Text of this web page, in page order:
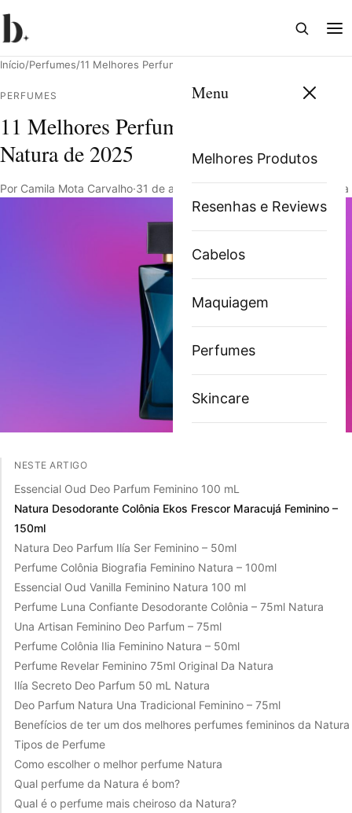
Abrir
Pesquisar
Menu
Melhores Produtos
Resenhas e Reviews
Cabelos
Maquiagem
Perfumes
Skincare
Início/Perfumes/11 Melhores Perfumes Femininos da Natura de 2025
PERFUMES
11 Melhores Perfumes Femininos da
Natura de 2025
Por Camila Mota Carvalho·31 de agosto de 2023 11 min de leitura
NESTE ARTIGO
Essencial Oud Deo Parfum Feminino 100 mL
Natura Desodorante Colônia Ekos Frescor Maracujá Feminino –
150ml
Natura Deo Parfum Ilía Ser Feminino – 50ml
Perfume Colônia Biografia Feminino Natura – 100ml
Essencial Oud Vanilla Feminino Natura 100 ml
Perfume Luna Confiante Desodorante Colônia – 75ml Natura
Una Artisan Feminino Deo Parfum – 75ml
Perfume Colônia Ilia Feminino Natura – 50ml
Perfume Revelar Feminino 75ml Original Da Natura
Ilía Secreto Deo Parfum 50 mL Natura
Deo Parfum Natura Una Tradicional Feminino – 75ml
Benefícios de ter um dos melhores perfumes femininos da Natura
Tipos de Perfume
Como escolher o melhor perfume Natura
Qual perfume da Natura é bom?
Qual é o perfume mais cheiroso da Natura?